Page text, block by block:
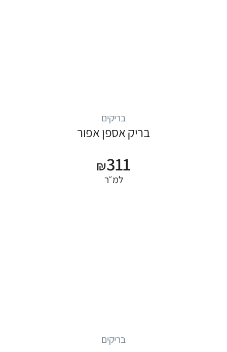
בריקים
בריק אספן אפור
₪311
למ״ר
בריקים